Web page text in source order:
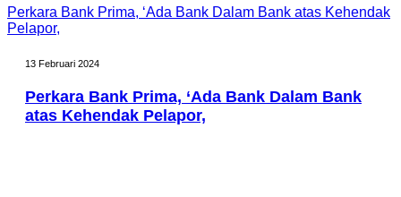
Perkara Bank Prima, ‘Ada Bank Dalam Bank atas Kehendak
Pelapor,
13 Februari 2024
Perkara Bank Prima, ‘Ada Bank Dalam Bank
atas Kehendak Pelapor,